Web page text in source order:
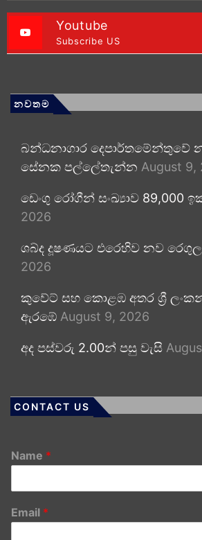
Youtube
Subscribe US
නවතම
බන්ධනාගාර දෙපාර්තමේන්තුවේ
සේනක පල්ලේතැන්න August 9,
ඩෙංගු රෝගීන් සංඛ්‍යාව 89,000
2026
ශබ්ද දූෂණයට එරෙහිව නව
2026
කුවේට් සහ කොළඹ අතර ශ්‍රී
ඇරඹේ August 9, 2026
අද පස්වරු 2.00න් පසු වැසි
CONTACT US
Name *
Email *